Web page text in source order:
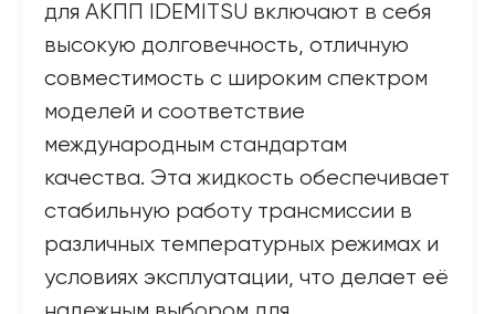
для АКПП IDEMITSU включают в себя
высокую долговечность, отличную
совместимость с широким спектром
моделей и соответствие
международным стандартам
качества. Эта жидкость обеспечивает
стабильную работу трансмиссии в
различных температурных режимах и
условиях эксплуатации, что делает её